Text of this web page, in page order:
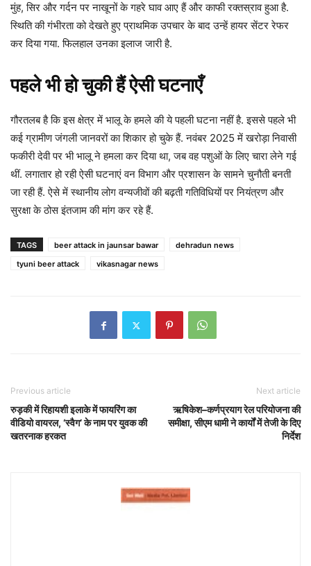
मुंह, सिर और गर्दन पर नाखूनों के गहरे घाव आए हैं और काफी रक्तस्राव हुआ है.
स्थिति की गंभीरता को देखते हुए प्राथमिक उपचार के बाद उन्हें हायर सेंटर रेफर
कर दिया गया. फिलहाल उनका इलाज जारी है.
पहले भी हो चुकी हैं ऐसी घटनाएँ
गौरतलब है कि इस क्षेत्र में भालू के हमले की ये पहली घटना नहीं है. इससे पहले भी
कई ग्रामीण जंगली जानवरों का शिकार हो चुके हैं. नवंबर 2025 में खरोड़ा निवासी
फकीरी देवी पर भी भालू ने हमला कर दिया था, जब वह पशुओं के लिए चारा लेने गई
थीं. लगातार हो रही ऐसी घटनाएं वन विभाग और प्रशासन के सामने चुनौती बनती
जा रही हैं. ऐसे में स्थानीय लोग वन्यजीवों की बढ़ती गतिविधियों पर नियंत्रण और
सुरक्षा के ठोस इंतजाम की मांग कर रहे हैं.
TAGS beer attack in jaunsar bawar
dehradun news
tyuni beer attack
vikasnagar news
Previous article
रुड़की में रिहायशी इलाके में फायरिंग का
वीडियो वायरल, ‘स्वैग’ के नाम पर युवक की
खतरनाक हरकत
Next article
ऋषिकेश–कर्णप्रयाग रेल परियोजना की
समीक्षा, सीएम धामी ने कार्यों में तेजी के दिए
निर्देश